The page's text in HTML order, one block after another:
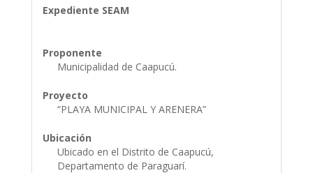
Expediente SEAM
Proponente
Municipalidad de Caapucú.
Proyecto
“PLAYA MUNICIPAL Y ARENERA”
Ubicación
Ubicado en el Distrito de Caapucú,
Departamento de Paraguarí.